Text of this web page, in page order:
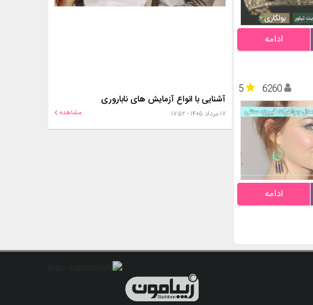
ادامه
5
6260
ادامه
آشنایی با انواع آزمایش های ناباروری
۱۷ مرداد ۱۴۰۵ - ۱۷:۵۲ مشاهده